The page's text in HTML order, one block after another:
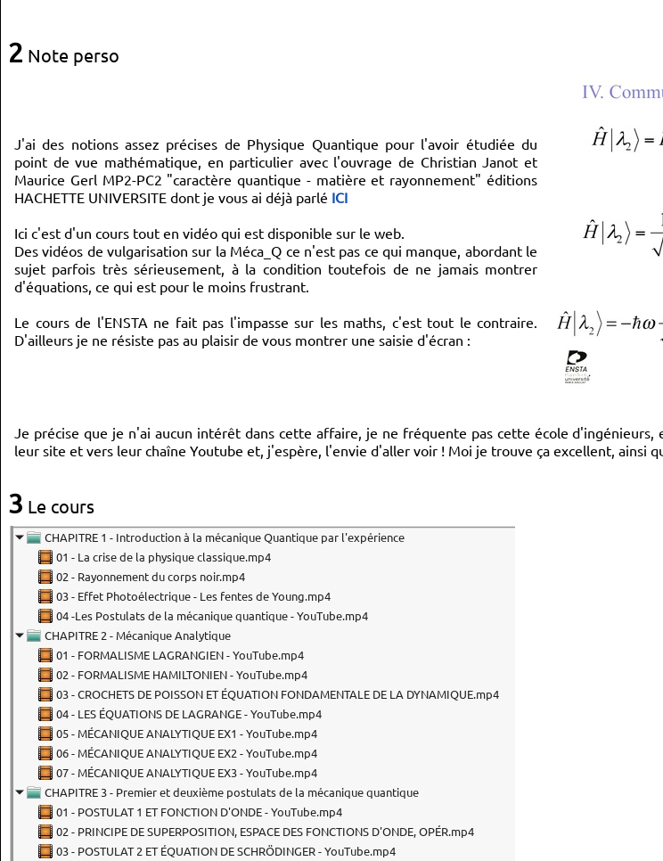
2 Note perso
J'ai des notions assez précises de Physique Quantique pour l'avoir étudiée du
point de vue mathématique, en particulier avec l'ouvrage de Christian Janot et
Maurice Gerl MP2-PC2 "caractère quantique - matière et rayonnement" éditions
HACHETTE UNIVERSITE dont je vous ai déjà parlé ICI
Ici c'est d'un cours tout en vidéo qui est disponible sur le web.
Des vidéos de vulgarisation sur la Méca_Q ce n'est pas ce qui manque, abordant le
sujet parfois très sérieusement, à la condition toutefois de ne jamais montrer
d'équations, ce qui est pour le moins frustrant.
Le cours de l'ENSTA ne fait pas l'impasse sur les maths, c'est tout le contraire.
D'ailleurs je ne résiste pas au plaisir de vous montrer une saisie d'écran :
Je précise que je n'ai aucun intérêt dans cette affaire, je ne fréquente pas cette école
leur site et vers leur chaîne Youtube et, j'espère, l'envie d'aller voir ! Moi je trouve ça excellent, ainsi
3 Le cours